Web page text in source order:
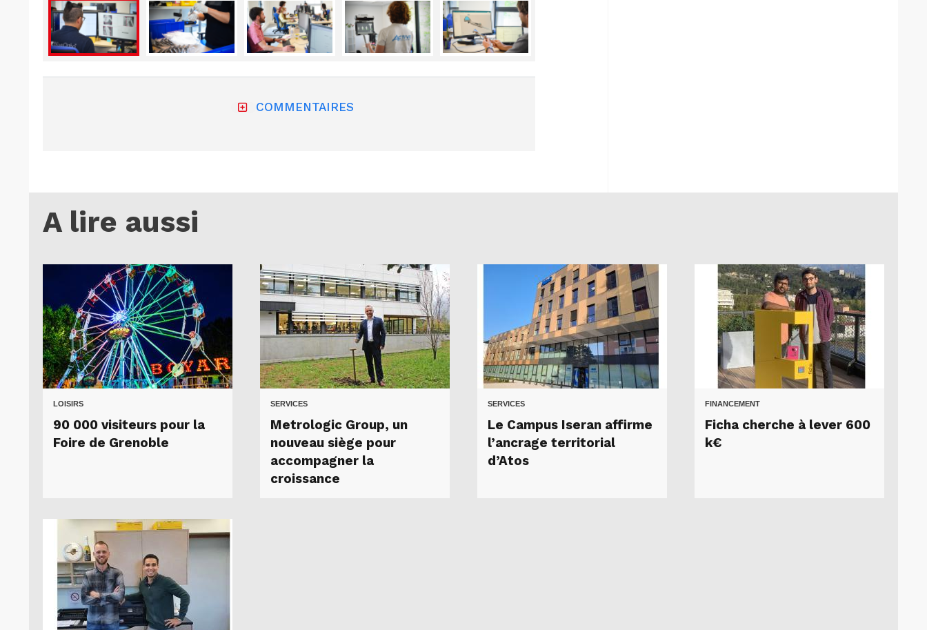
COMMENTAIRES
A lire aussi
LOISIRS
90 000 visiteurs pour la
Foire de Grenoble
SERVICES
Metrologic Group, un
nouveau siège pour
accompagner la
croissance
SERVICES
Le Campus Iseran affirme
l’ancrage territorial
d’Atos
FINANCEMENT
Ficha cherche à lever 600
k€